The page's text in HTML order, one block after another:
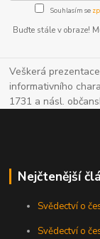
Souhlasím se
Buďte stále v obraze!
Veškerá
informativního
1731 a násl.
Nejčtenější
Svědectví o
Svědectví o